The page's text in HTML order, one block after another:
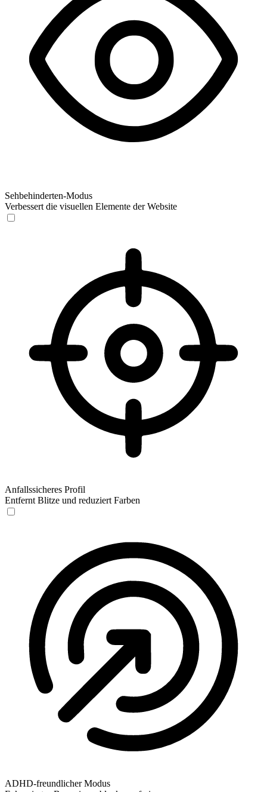
Sehbehinderten-Modus
Verbessert die visuellen Elemente der Website
Anfallssicheres Profil
Entfernt Blitze und reduziert Farben
ADHD-freundlicher Modus